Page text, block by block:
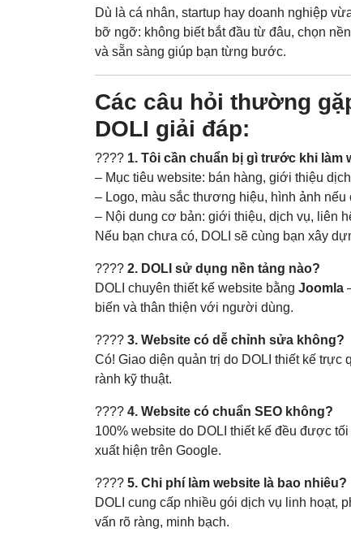
Dù là cá nhân, startup hay doanh nghiệp
bỡ ngỡ: không biết bắt đầu từ đâu, chọn
và sẵn sàng giúp bạn từng bước.
Các câu hỏi thường
DOLI giải đáp:
???? 1. Tôi cần chuẩn bị gì trước khi làm
– Mục tiêu website: bán hàng, giới thiệu
– Logo, màu sắc thương hiệu, hình ảnh nếu
– Nội dung cơ bản: giới thiệu, dịch vụ, liên
Nếu bạn chưa có, DOLI sẽ cùng bạn xây
???? 2. DOLI sử dụng nền tảng nào?
DOLI chuyên thiết kế website bằng Joomla
biến và thân thiện với người dùng.
???? 3. Website có dễ chỉnh sửa không?
Có! Giao diện quản trị do DOLI thiết kế
rành kỹ thuật.
???? 4. Website có chuẩn SEO không?
100% website do DOLI thiết kế đều được
xuất hiện trên Google.
???? 5. Chi phí làm website là bao nhiêu?
DOLI cung cấp nhiều gói dịch vụ linh hoạt,
vấn rõ ràng, minh bạch.